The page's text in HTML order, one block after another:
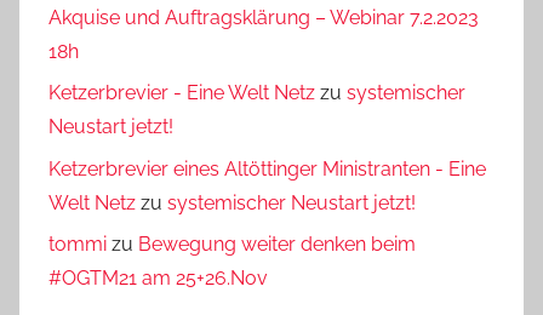
Akquise und Auftragsklärung – Webinar 7.2.2023
18h
Ketzerbrevier - Eine Welt Netz zu systemischer
Neustart jetzt!
Ketzerbrevier eines Altöttinger Ministranten - Eine
Welt Netz zu systemischer Neustart jetzt!
tommi zu Bewegung weiter denken beim
#OGTM21 am 25+26.Nov